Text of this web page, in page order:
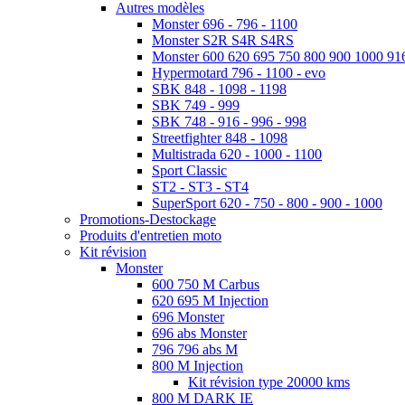
Autres modèles
Monster 696 - 796 - 1100
Monster S2R S4R S4RS
Monster 600 620 695 750 800 900 1000
Hypermotard 796 - 1100 - evo
SBK 848 - 1098 - 1198
SBK 749 - 999
SBK 748 - 916 - 996 - 998
Streetfighter 848 - 1098
Multistrada 620 - 1000 - 1100
Sport Classic
ST2 - ST3 - ST4
SuperSport 620 - 750 - 800 - 900 - 1000
Promotions-Destockage
Produits d'entretien moto
Kit révision
Monster
600 750 M Carbus
620 695 M Injection
696 Monster
696 abs Monster
796 796 abs M
800 M Injection
Kit révision type 20000 kms
800 M DARK IE